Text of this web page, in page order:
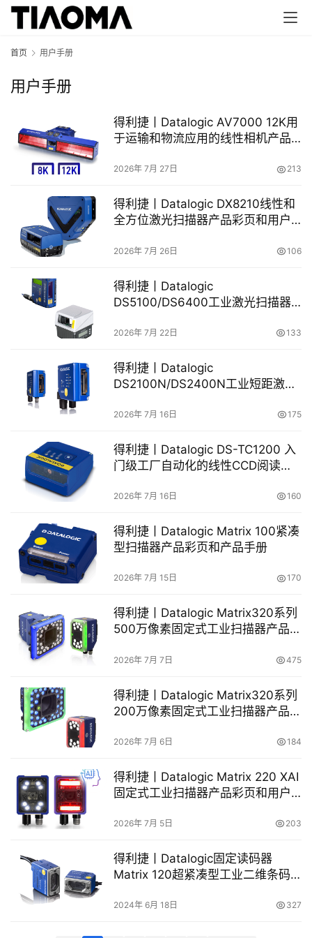
首页 用户手册
用户手册
得利捷丨Datalogic AV7000 12K用
于运输和物流应用的线性相机产品
2026年 7月 27日 213
得利捷丨Datalogic DX8210线性和
全方位激光扫描器产品彩页和用户
2026年 7月 26日 106
得利捷丨Datalogic
DS5100/DS6400工业激光扫描器
2026年 7月 22日 133
得利捷丨Datalogic
DS2100N/DS2400N工业短距激光
2026年 7月 16日 175
得利捷丨Datalogic DS-TC1200 入
门级工厂自动化的线性CCD阅读器
2026年 7月 16日 160
得利捷丨Datalogic Matrix 100紧凑
型扫描器产品彩页和产品手册
2026年 7月 15日 170
得利捷丨Datalogic Matrix320系列
500万像素固定式工业扫描器产品彩
2026年 7月 7日 475
得利捷丨Datalogic Matrix320系列
200万像素固定式工业扫描器产品彩
2026年 7月 6日 184
得利捷丨Datalogic Matrix 220 XAI
固定式工业扫描器产品彩页和用户
2026年 7月 5日 203
得利捷丨Datalogic固定读码器
Matrix 120超紧凑型工业二维条码
2024年 6月 18日 327